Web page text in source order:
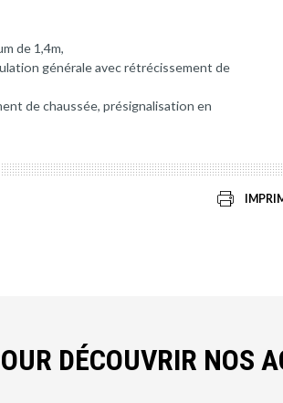
de 1,4m,
générale avec rétrécissement de
de chaussée, présignalisation en
DÉCOUVRIR NOS